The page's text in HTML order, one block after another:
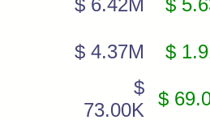
$ 6.42M
$
$ 4.37M
$
$
73.00K
$